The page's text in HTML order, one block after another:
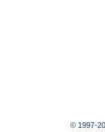
© 1997-